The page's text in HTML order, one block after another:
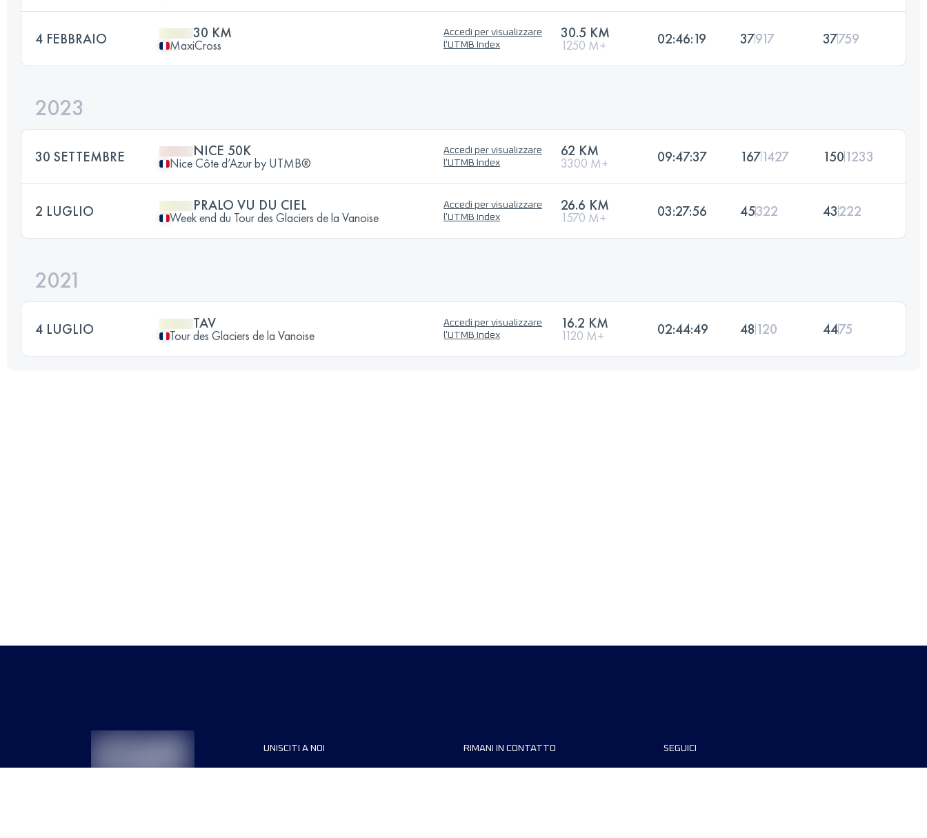
4 FEBBRAIO 30 KM
MaxiCross
Accedi per visualizzare
l'UTMB Index
30.5 KM
1250 M+ 02:46:19 37917 37759
2023
30 SETTEMBRE NICE 50K
Nice Côte d’Azur by UTMB®
Accedi per visualizzare
l'UTMB Index
62 KM
3300 M+ 09:47:37 1671427 1501233
2 LUGLIO PRALO VU DU CIEL
Week end du Tour des Glaciers de la Vanoise
Accedi per visualizzare
l'UTMB Index
26.6 KM
1570 M+ 03:27:56 45322 43222
2021
4 LUGLIO TAV
Tour des Glaciers de la Vanoise
Accedi per visualizzare
l'UTMB Index
16.2 KM
1120 M+ 02:44:49 48 120 4475
UNISCITI A NOI RIMANI IN CONTATTO SEGUICI